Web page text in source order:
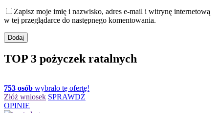
Zapisz moje imię i nazwisko, adres e-mail i witrynę internetową
w tej przeglądarce do następnego komentowania.
TOP 3 pożyczek ratalnych
753 osób wybrało tę ofertę!
Złóż wniosek SPRAWDŹ
OPINIE